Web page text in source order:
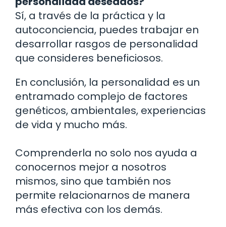
Sí, a través de la práctica y la
autoconciencia, puedes trabajar en
desarrollar rasgos de personalidad
que consideres beneficiosos.
En conclusión, la personalidad es un
entramado complejo de factores
genéticos, ambientales, experiencias
de vida y mucho más.
Comprenderla no solo nos ayuda a
conocernos mejor a nosotros
mismos, sino que también nos
permite relacionarnos de manera
más efectiva con los demás.